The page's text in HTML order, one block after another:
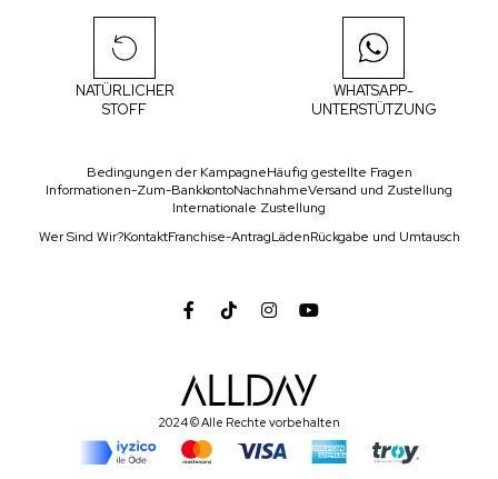
NATÜRLICHER
STOFF
WHATSAPP-
UNTERSTÜTZUNG
Bedingungen der KampagneHäufig gestellte Fragen
Informationen-Zum-BankkontoNachnahmeVersand und Zustellung
Internationale Zustellung
Wer Sind Wir?KontaktFranchise-AntragLädenRückgabe und Umtausch
2024 © Alle Rechte vorbehalten